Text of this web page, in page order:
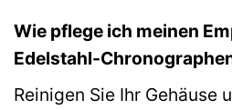
Wie pflege ich meinen
Edelstahl-
Reinigen Sie Ihr Gehäuse